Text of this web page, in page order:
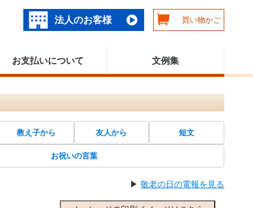
法人のお客様 買い物かご
お支払いについて 文例集
教え子から 友人から 短文
お祝いの言葉
▶ 敬老の日の電報を見る